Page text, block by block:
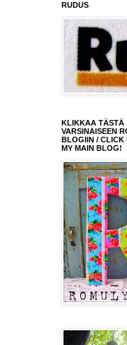
RUDUS
KLIKKAA TÄSTÄ
VARSINAISEEN
BLOGIIN / CLICK
MY MAIN BLOG!